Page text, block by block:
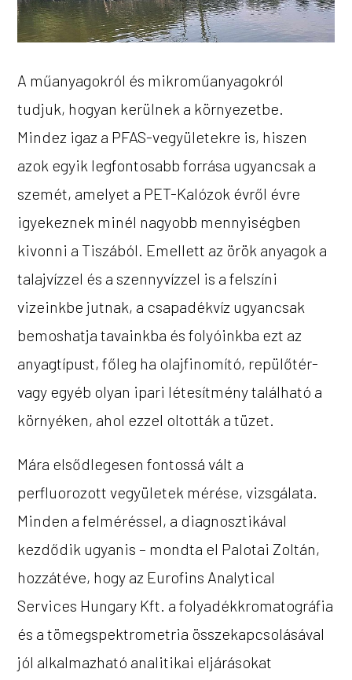
A műanyagokról és mikroműanyagokról
tudjuk, hogyan kerülnek a környezetbe.
Mindez igaz a PFAS-vegyületekre is, hiszen
azok egyik legfontosabb forrása ugyancsak a
szemét, amelyet a PET-Kalózok évről évre
igyekeznek minél nagyobb mennyiségben
kivonni a Tiszából. Emellett az örök anyagok a
talajvízzel és a szennyvízzel is a felszíni
vizeinkbe jutnak, a csapadékvíz ugyancsak
bemoshatja tavainkba és folyóinkba ezt az
anyagtípust, főleg ha olajfinomító, repülőtér-
vagy egyéb olyan ipari létesítmény található a
környéken, ahol ezzel oltották a tüzet.
Mára elsődlegesen fontossá vált a
perfluorozott vegyületek mérése, vizsgálata.
Minden a felméréssel, a diagnosztikával
kezdődik ugyanis – mondta el Palotai Zoltán,
hozzátéve, hogy az Eurofins Analytical
Services Hungary Kft. a folyadékkromatográfia
és a tömegspektrometria összekapcsolásával
jól alkalmazható analitikai eljárásokat